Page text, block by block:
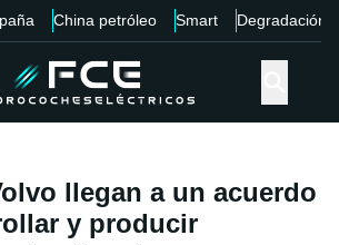
China petróleo Smart Degradación
llegan a un acuerdo
y producir